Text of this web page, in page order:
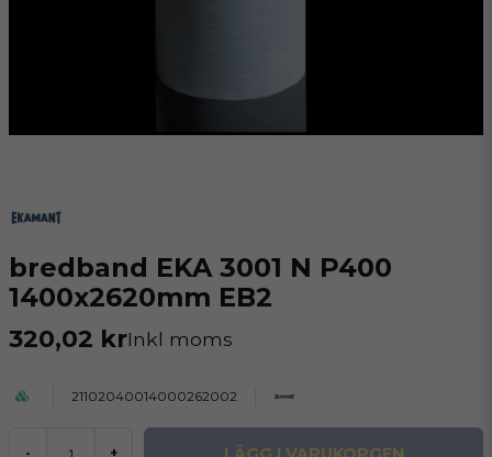
bredband EKA 3001 N P400
1400x2620mm EB2
320,02 krInkl moms
21102040014000262002
- +